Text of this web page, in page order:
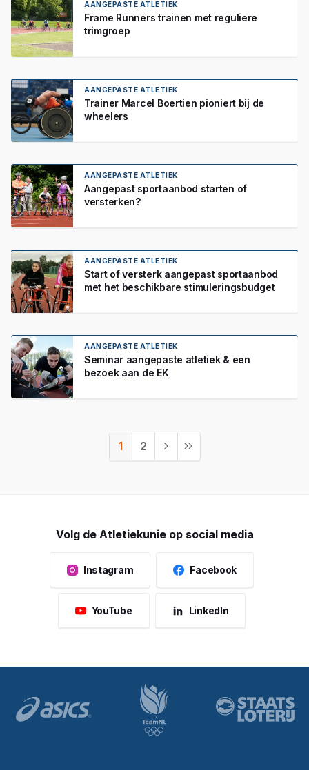
AANGEPASTE ATLETIEK
Frame Runners trainen met reguliere
trimgroep
AANGEPASTE ATLETIEK
Trainer Marcel Boertien pioniert bij de
wheelers
AANGEPASTE ATLETIEK
Aangepast sportaanbod starten of
versterken?
AANGEPASTE ATLETIEK
Start of versterk aangepast sportaanbod
met het beschikbare stimuleringsbudget
AANGEPASTE ATLETIEK
Seminar aangepaste atletiek & een
bezoek aan de EK
1 2
Volg de Atletiekunie op social media
Instagram Facebook
YouTube LinkedIn